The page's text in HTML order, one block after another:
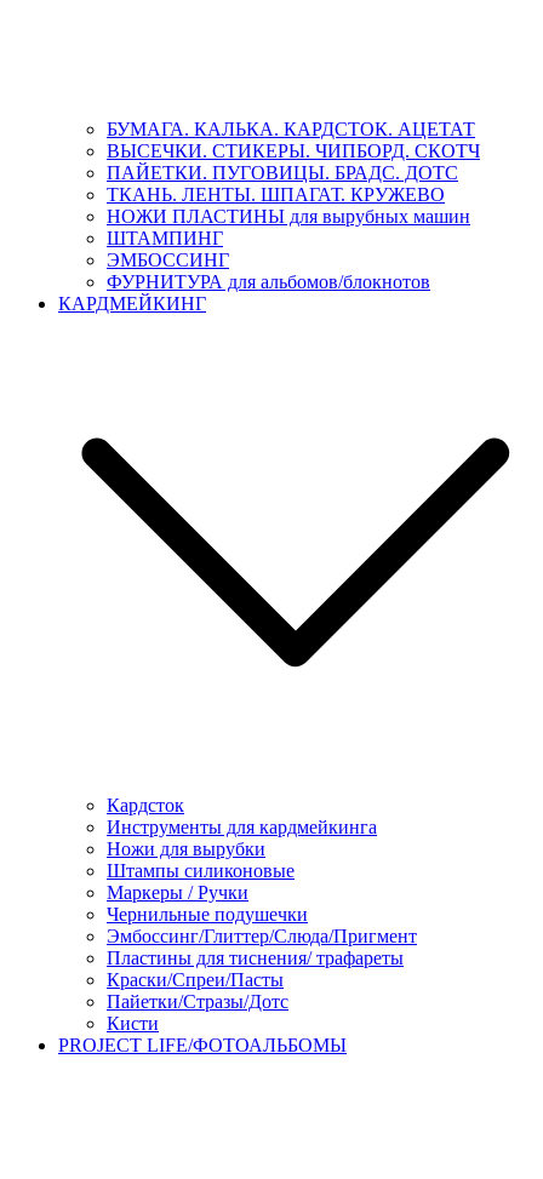
БУМАГА. КАЛЬКА. КАРДСТОК. АЦЕТАТ
ВЫСЕЧКИ. СТИКЕРЫ. ЧИПБОРД. СКОТЧ
ПАЙЕТКИ. ПУГОВИЦЫ. БРАДС. ДОТС
ТКАНЬ. ЛЕНТЫ. ШПАГАТ. КРУЖЕВО
НОЖИ ПЛАСТИНЫ для вырубных машин
ШТАМПИНГ
ЭМБОССИНГ
ФУРНИТУРА для альбомов/блокнотов
КАРДМЕЙКИНГ
Кардсток
Инструменты для кардмейкинга
Ножи для вырубки
Штампы силиконовые
Маркеры / Ручки
Чернильные подушечки
Эмбоссинг/Глиттер/Слюда/Пригмент
Пластины для тиснения/ трафареты
Краски/Спреи/Пасты
Пайетки/Стразы/Дотс
Кисти
PROJECT LIFE/ФОТОАЛЬБОМЫ